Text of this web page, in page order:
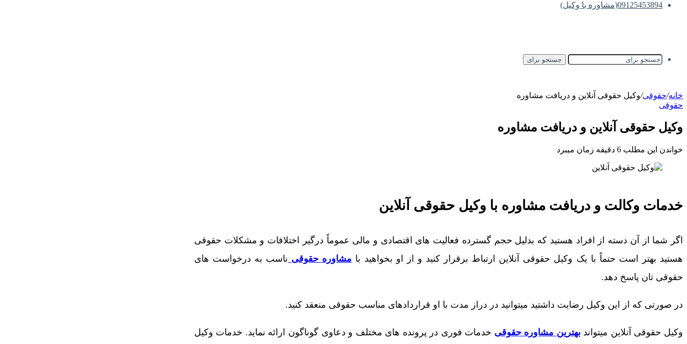
09125453894(مشاوره با وکیل)
جستجو برای
خانه/حقوقی/وکیل حقوقی آنلاین و دریافت مشاوره
حقوقی
وکیل حقوقی آنلاین و دریافت مشاوره
خواندن این مطلب 6 دقیقه زمان میبرد
خدمات وکالت و دریافت مشاوره با وکیل حقوقی آنلاین
اگر شما از آن دسته از افراد هستید که بدلیل حجم گسترده فعالیت های اقتصادی و مالی عموماً درگیر اختلافات و مشکلات حقوقی
هستید بهتر است حتماً با یک وکیل حقوقی آنلاین ارتباط برقرار کنید و از او بخواهید با مشاوره حقوقی ناسب به درخواست های
حقوقی تان پاسخ دهد.
در صورتی که از این وکیل رضایت داشتید میتوانید در دراز مدت با او قراردادهای مناسب حقوقی منعقد کنید.
وکیل حقوقی آنلاین میتواندبهترین مشاوره حقوقی خدمات فوری در پرونده های مختلف و دعاوی گوناگون ارائه نماید. خدمات وکیل